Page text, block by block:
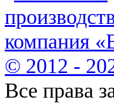
© 2012 -
Все права